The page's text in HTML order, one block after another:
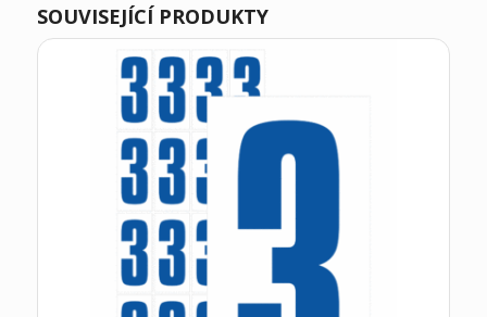
SOUVISEJÍCÍ PRODUKTY